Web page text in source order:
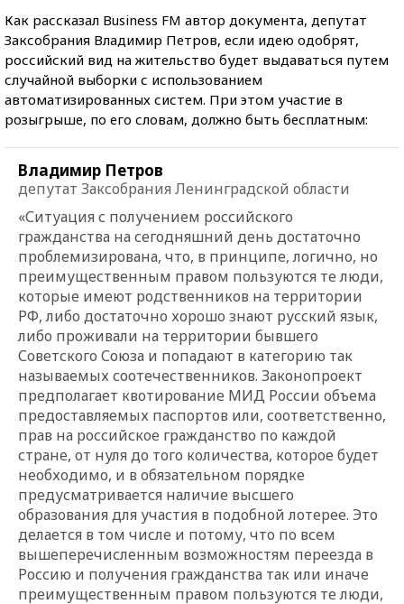
Как рассказал Business FM автор документа, депутат
Заксобрания Владимир Петров, если идею одобрят,
российский вид на жительство будет выдаваться путем
случайной выборки с использованием
автоматизированных систем. При этом участие в
розыгрыше, по его словам, должно быть бесплатным:
Владимир Петров
депутат Заксобрания Ленинградской области
«Ситуация с получением российского
гражданства на сегодняшний день достаточно
проблемизирована, что, в принципе, логично, но
преимущественным правом пользуются те люди,
которые имеют родственников на территории
РФ, либо достаточно хорошо знают русский язык,
либо проживали на территории бывшего
Советского Союза и попадают в категорию так
называемых соотечественников. Законопроект
предполагает квотирование МИД России объема
предоставляемых паспортов или, соответственно,
прав на российское гражданство по каждой
стране, от нуля до того количества, которое будет
необходимо, и в обязательном порядке
предусматривается наличие высшего
образования для участия в подобной лотерее. Это
делается в том числе и потому, что по всем
вышеперечисленным возможностям переезда в
Россию и получения гражданства так или иначе
преимущественным правом пользуются те люди,